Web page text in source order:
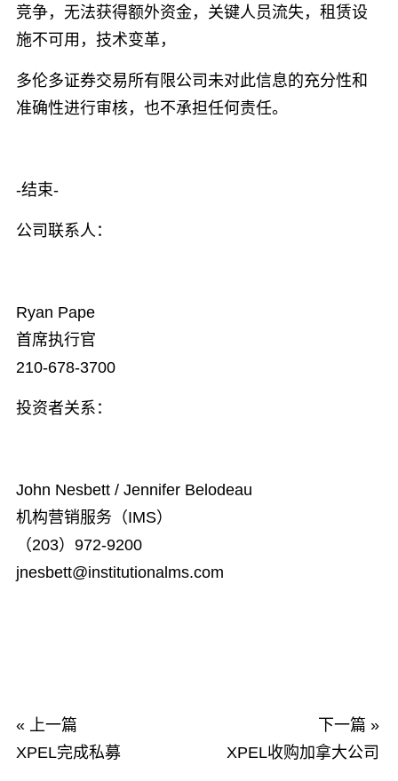
竞争，无法获得额外资金，关键人员流失，租赁设
施不可用，技术变革，
多伦多证券交易所有限公司未对此信息的充分性和
准确性进行审核，也不承担任何责任。
-结束-
公司联系人：
Ryan Pape
首席执行官
210-678-3700
投资者关系：
John Nesbett / Jennifer Belodeau
机构营销服务（IMS）
（203）972-9200
jnesbett@institutionalms.com
« 上一篇
XPEL完成私募
下一篇 »
XPEL收购加拿大公司